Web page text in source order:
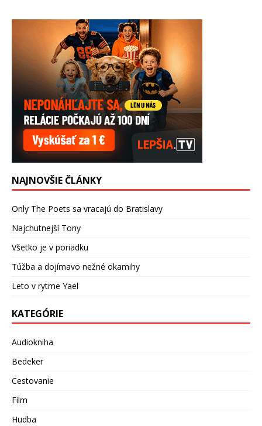
NAJNOVŠIE ČLÁNKY
Only The Poets sa vracajú do Bratislavy
Najchutnejší Tony
Všetko je v poriadku
Túžba a dojímavo nežné okamihy
Leto v rytme Yael
KATEGÓRIE
Audiokniha
Bedeker
Cestovanie
Film
Hudba